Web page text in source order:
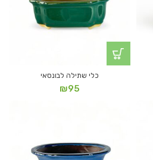
כלי שתילה לבונסאי
₪95